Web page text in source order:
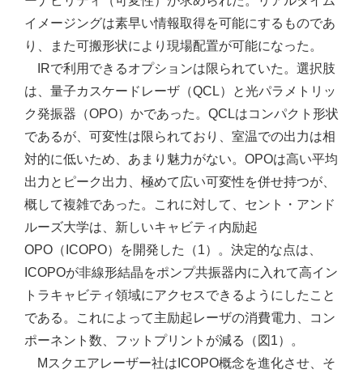
イメージングは素早い情報取得を可能にするものであ
り、また可搬形状により現場配置が可能になった。
IRで利用できるオプションは限られていた。選択肢
は、量子カスケードレーザ（QCL）と光パラメトリッ
ク発振器（OPO）かであった。QCLはコンパクト形状
であるが、可変性は限られており、室温での出力は相
対的に低いため、あまり魅力がない。OPOは高い平均
出力とピーク出力、極めて広い可変性を併せ持つが、
概して複雑であった。これに対して、セント・アンド
ルーズ大学は、新しいキャビティ内励起
OPO（ICOPO）を開発した（1）。決定的な点は、
ICOPOが非線形結晶をポンプ共振器内に入れて高イン
トラキャビティ領域にアクセスできるようにしたこと
である。これによって主励起レーザの消費電力、コン
ポーネント数、フットプリントが減る（図1）。
Mスクエアレーザー社はICOPO概念を進化させ、そ